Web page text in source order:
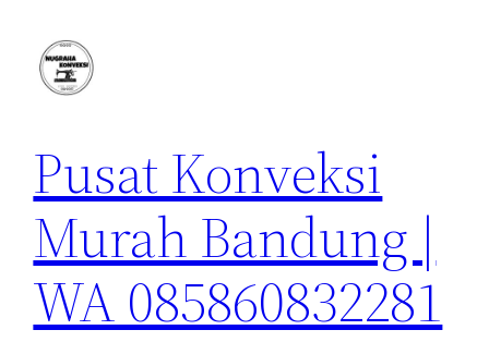
konten
Pusat Konveksi
Murah Bandung |
WA 085860832281